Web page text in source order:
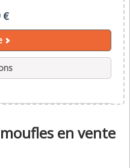
€
en vente